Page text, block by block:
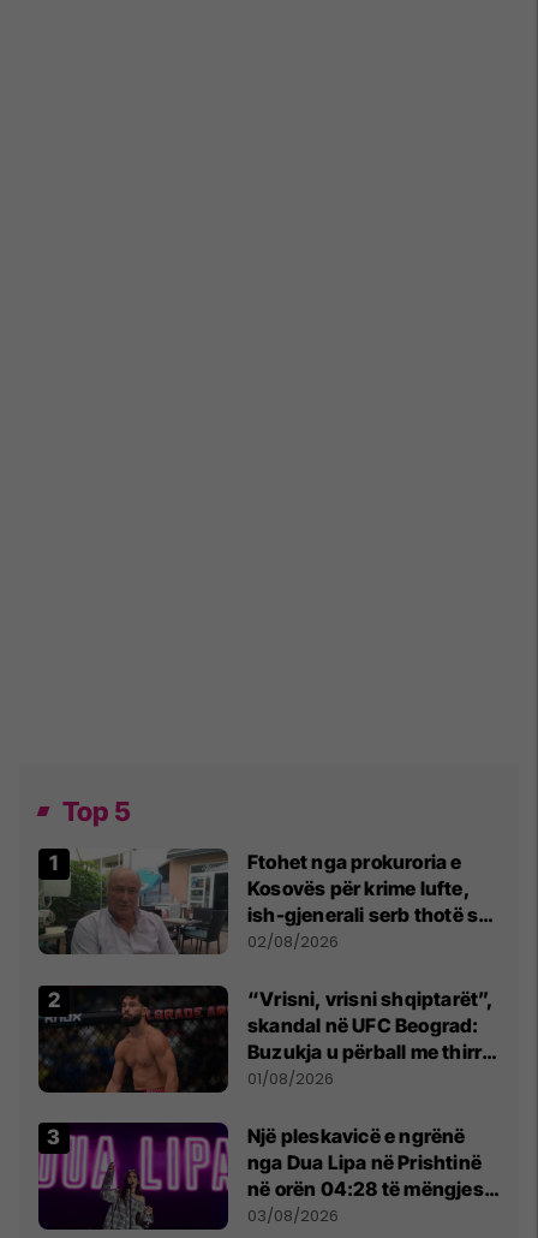
Top 5
Ftohet nga prokuroria e
Kosovës për krime lufte,
ish-gjenerali serb thotë se
dikush e tradhtoi në
02/08/2026
“Vrisni, vrisni shqiptarët”,
skandal në UFC Beograd:
Buzukja u përball me thirrje
anti-shqiptare nga
01/08/2026
Një pleskavicë e ngrënë
nga Dua Lipa në Prishtinë
në orën 04:28 të mëngjesit
- dhe bota digjitale serbe
03/08/2026